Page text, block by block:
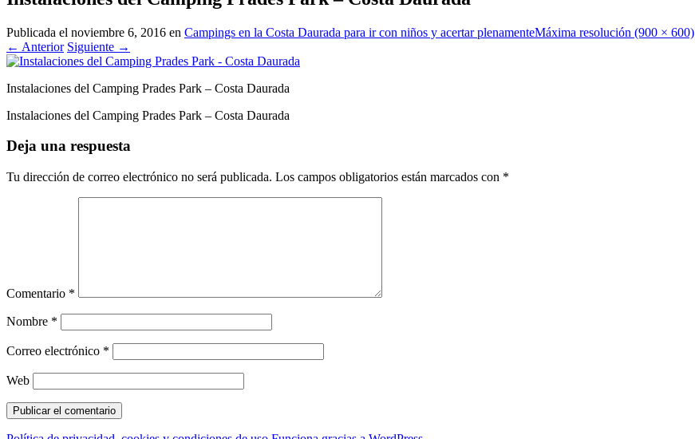
Publicada el noviembre 6, 2016 en Campings en la Costa Daurada para ir con niños y acertar plenamenteMáxima resolución (900 × 600)
← Anterior Siguiente →
Instalaciones del Camping Prades Park – Costa Daurada
Instalaciones del Camping Prades Park – Costa Daurada
Deja una respuesta
Tu dirección de correo electrónico no será publicada. Los campos obligatorios están marcados con *
Comentario *
Nombre *
Correo electrónico *
Web